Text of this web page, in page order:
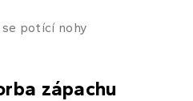
potící nohy
zápachu